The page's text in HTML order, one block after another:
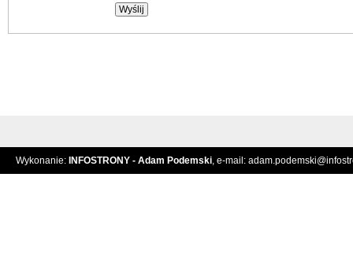
Wykonanie: INFOSTRONY - Adam Podemski, e-mail: